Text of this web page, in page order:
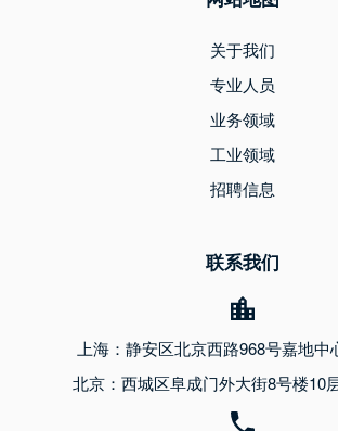
关于我们
专业人员
业务领域
工业领域
招聘信息
联系我们
上海：静安区北京西路968号嘉地中
北京：西城区阜成门外大街8号楼10